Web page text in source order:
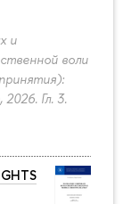
и
воли
Гл. 3.